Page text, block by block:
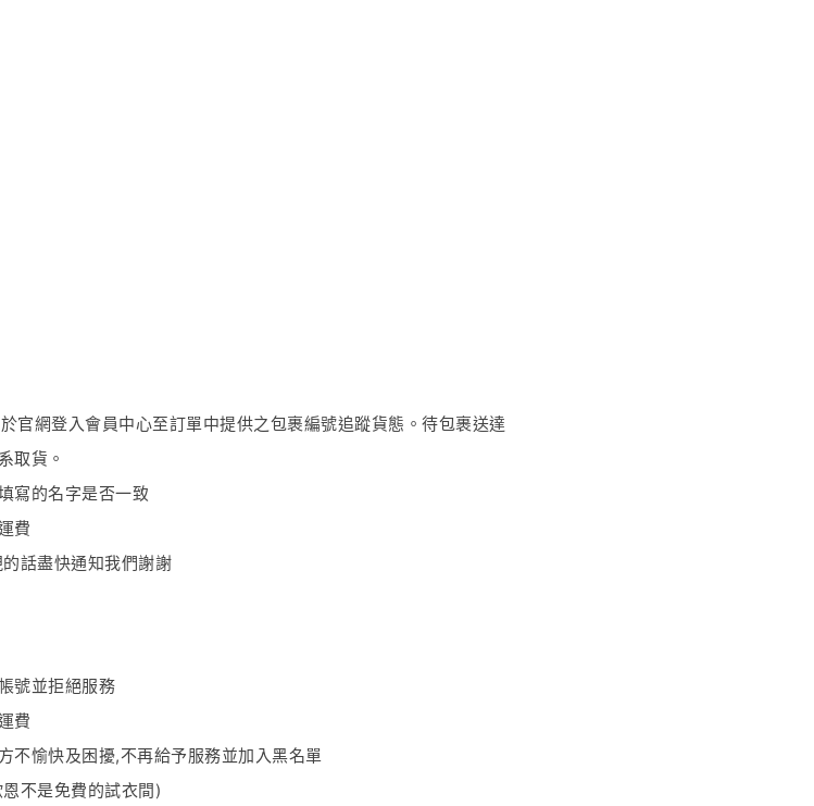
官網登入會員中心至訂單中提供之包裹編號追蹤貨態。待包裹送達
取貨。
寫的名字是否一致
費
話盡快通知我們謝謝
號並拒絕服務
費
不愉快及困擾,不再給予服務並加入黑名單
恩不是免費的試衣間)